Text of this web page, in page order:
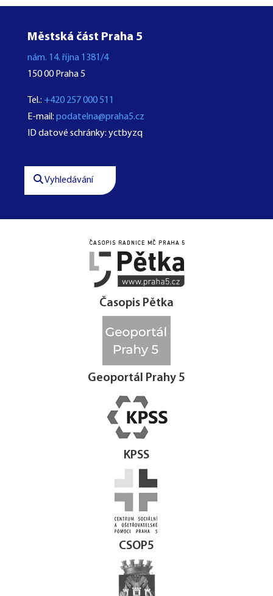
Městská část Praha 5
nám. 14. října 1381/4
150 00 Praha 5
Tel.: +420 257 000 511
E-mail: podatelna@praha5.cz
ID datové schránky: yctbyzq
Vyhledávání
 
Časopis Pětka
Geoportál Prahy 5
KPSS
CSOP5